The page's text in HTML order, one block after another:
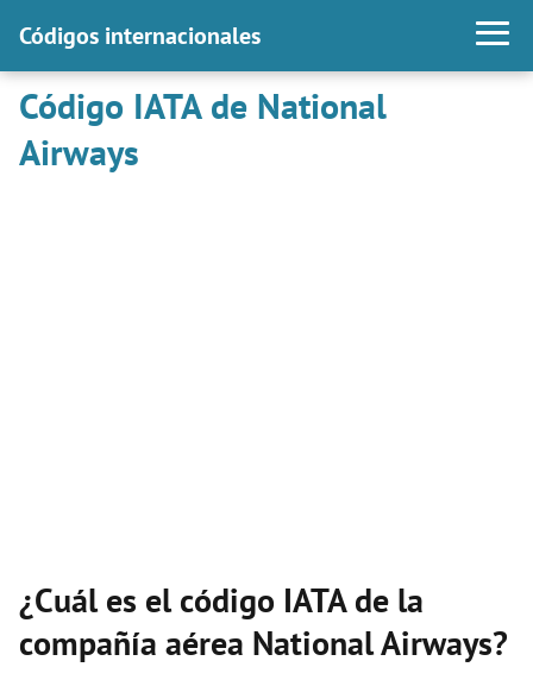
Códigos internacionales
Código IATA de National
Airways
¿Cuál es el código IATA de la
compañía aérea National Airways?